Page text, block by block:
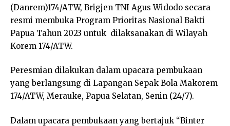
(Danrem)174/ATW, Brigjen TNI Agus Widodo secara
resmi membuka Program Prioritas Nasional Bakti
Papua Tahun 2023 untuk dilaksanakan di Wilayah
Korem 174/ATW.
Peresmian dilakukan dalam upacara pembukaan
yang berlangsung di Lapangan Sepak Bola Makorem
174/ATW, Merauke, Papua Selatan, Senin (24/7).
Dalam upacara pembukaan yang bertajuk “Binter